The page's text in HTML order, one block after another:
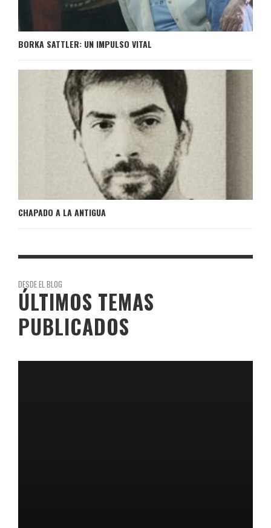
BORKA SATTLER: UN IMPULSO VITAL
CHAPADO A LA ANTIGUA
DESDE EL BLOG
ÚLTIMOS TEMAS
PUBLICADOS